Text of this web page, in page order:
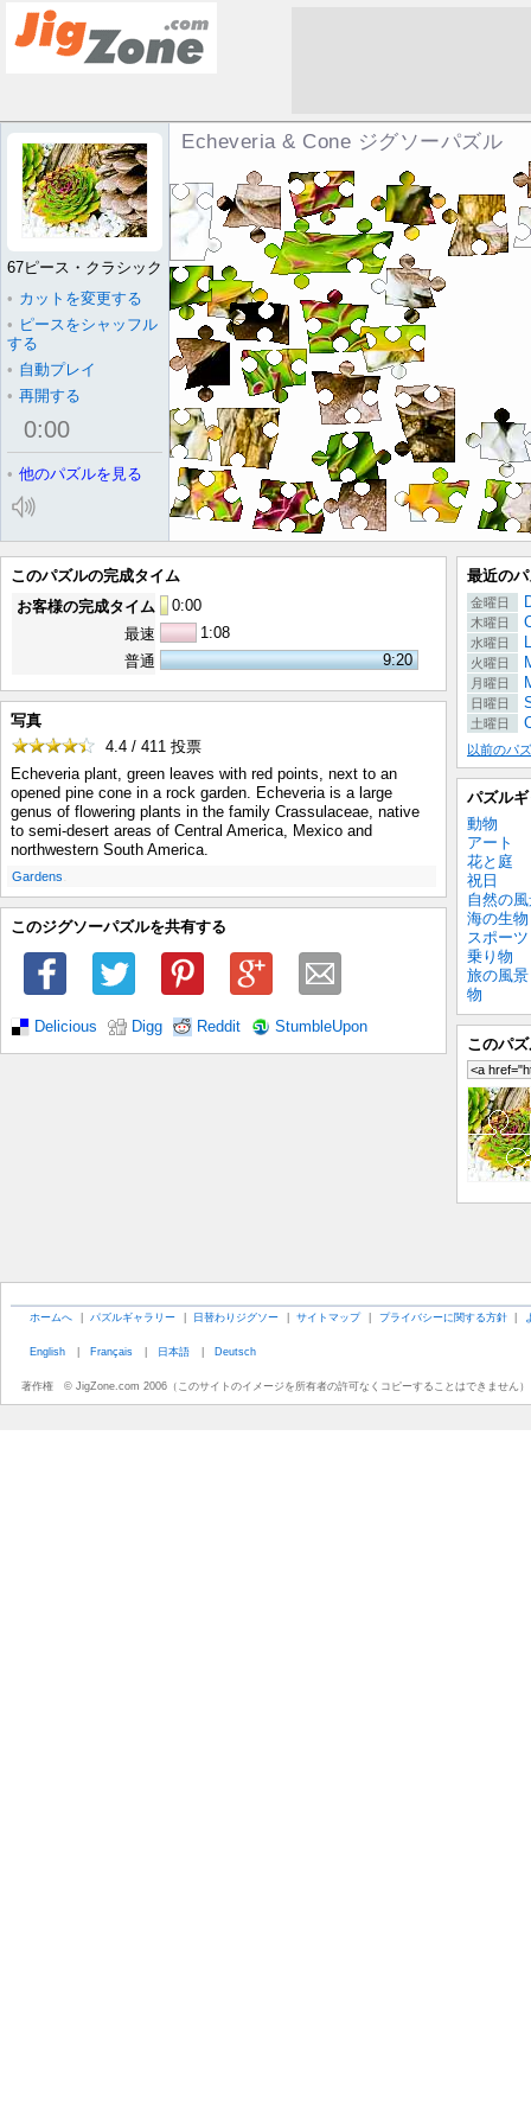
Echeveria & Cone ジグソーパズル
67ピース・クラシック
• カットを変更する
• ピースをシャッフル
する
• 自動プレイ
• 再開する
0:00
• 他のパズルを見る
このパズルの完成タイム
お客様の完成タイム
0:00
最速
1:08
普通
9:20
写真
4.4 / 411 投票
Echeveria plant, green leaves with red points, next to an
opened pine cone in a rock garden. Echeveria is a large
genus of flowering plants in the family Crassulaceae, native
to semi-desert areas of Central America, Mexico and
northwestern South America.
Gardens
このジグソーパズルを共有する
Delicious Digg Reddit StumbleUpon
最近の
金曜日
木曜日
水曜日
火曜日
月曜日
日曜日
土曜日
以前のパ
パズル
動物
アート
花と庭
祝日
自然の
海の生物
スポーツ
乗り物
旅の風景
物
このパ
ホームへ | パズルギャラリー | 日替わりジグソー | サイトマップ | プライバシーに関する方針 |
English | Français | 日本語 | Deutsch
著作権 © JigZone.com 2006（このサイトのイメージを所有者の許可なくコピーすることはできません）